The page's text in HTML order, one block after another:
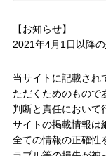
【お知らせ】
2021年4月1日以降の
当サイトに記載され
ただくためのもので
判断と責任において
サイトの掲載情報は
全ての情報の正確性